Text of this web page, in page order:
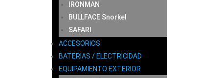
IRONMAN
BULLFACE Snorkel
SAFARI
ACCESORIOS
BATERIAS / ELECTRICIDAD
EQUIPAMIENTO EXTERIOR